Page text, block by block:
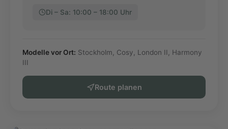
Di – Sa: 10:00 – 18:00 Uhr
Modelle vor Ort: Stockholm, Cosy, London II, Harmony
III
Route planen